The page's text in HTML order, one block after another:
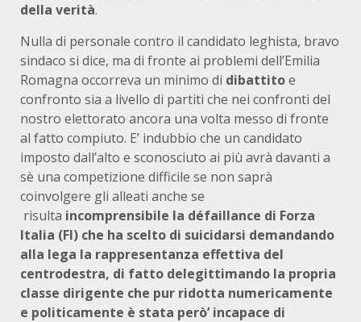
della verità.
Nulla di personale contro il candidato leghista, bravo
sindaco si dice, ma di fronte ai problemi dell’Emilia
Romagna occorreva un minimo di dibattitoe
confronto sia a livello di partiti che nei confronti del
nostro elettorato ancora una volta messo di fronte
al fatto compiuto. E’ indubbio che un candidato
imposto dall’alto e sconosciuto ai più avrà davanti a
sè una competizione difficile se non saprà
coinvolgere gli alleati anche se
risulta incomprensibile la défaillance di Forza
Italia (FI) che ha scelto di suicidarsi demandando
alla lega la rappresentanza effettiva del
centrodestra, di fatto delegittimando la propria
classe dirigente che pur ridotta numericamente
e politicamente è stata però’ incapace di